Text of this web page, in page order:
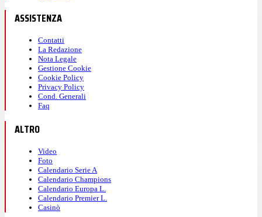
ASSISTENZA
Contatti
La Redazione
Nota Legale
Gestione Cookie
Cookie Policy
Privacy Policy
Cond. Generali
Faq
ALTRO
Video
Foto
Calendario Serie A
Calendario Champions
Calendario Europa L.
Calendario Premier L.
Casinò